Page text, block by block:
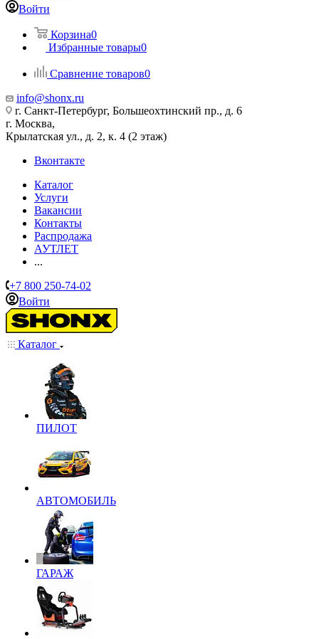
Войти
Корзина0
Избранные товары0
Сравнение товаров0
info@shonx.ru
г. Санкт-Петербург, Большеохтинский пр., д. 6
г. Москва,
Крылатская ул., д. 2, к. 4 (2 этаж)
Вконтакте
Каталог
Услуги
Вакансии
Контакты
Распродажа
АУТЛЕТ
...
+7 800 250-74-02
Войти
Каталог
ПИЛОТ
АВТОМОБИЛЬ
ГАРАЖ